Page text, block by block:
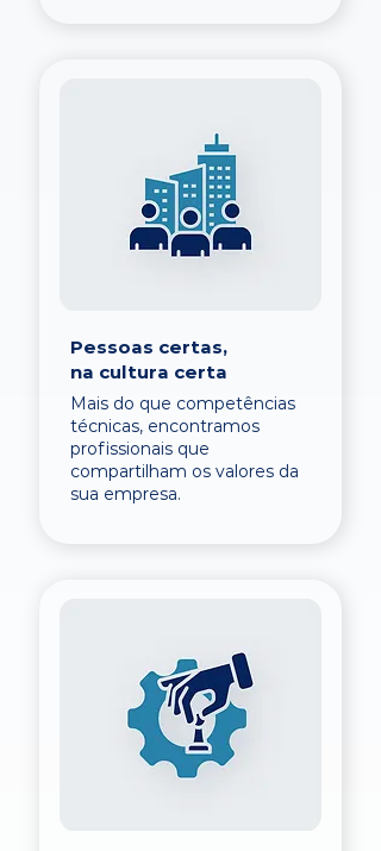
Pessoas certas,
na cultura certa
Mais do que competências
técnicas, encontramos
profissionais que
compartilham os valores da
sua empresa.